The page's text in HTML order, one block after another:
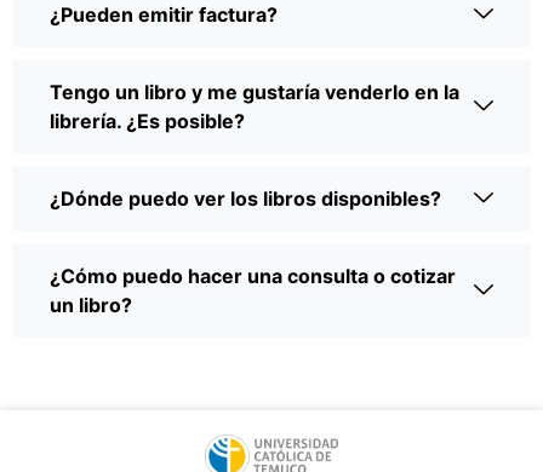
¿Pueden emitir factura?
Tengo un libro y me gustaría venderlo en la
librería. ¿Es posible?
¿Dónde puedo ver los libros disponibles?
¿Cómo puedo hacer una consulta o cotizar
un libro?